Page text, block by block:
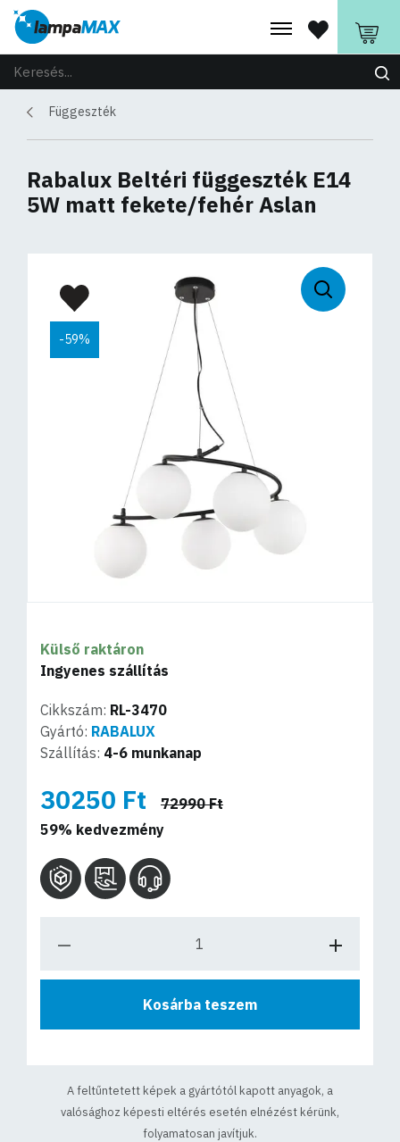
Függeszték
Rabalux Beltéri függeszték E14
5W matt fekete/fehér Aslan
-59%
Külső raktáron
Ingyenes szállítás
Cikkszám: RL-3470
Gyártó: RABALUX
Szállítás: 4-6 munkanap
30250 Ft
72990 Ft
59% kedvezmény
Kosárba teszem
A feltűntetett képek a gyártótól kapott anyagok, a
valósághoz képesti eltérés esetén elnézést kérünk,
folyamatosan javítjuk.